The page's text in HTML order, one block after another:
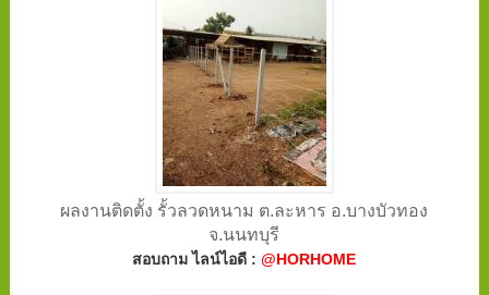
ผลงานติดตั้ง รั้วลวดหนาม ต.ละหาร อ.บางบัวทอง
จ.นนทบุรี
สอบถาม ไลน์ไอดี :@HORHOME